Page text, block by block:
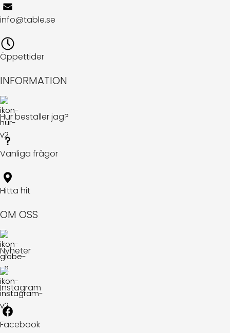
info@table.se
Öppettider
INFORMATION
Hur beställer jag?
Vanliga frågor
Hitta hit
OM OSS
Nyheter
Instagram
Facebook